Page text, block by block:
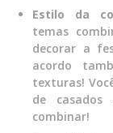
Estilo da
temas
decorar a
acordo
texturas!
de
combinar!